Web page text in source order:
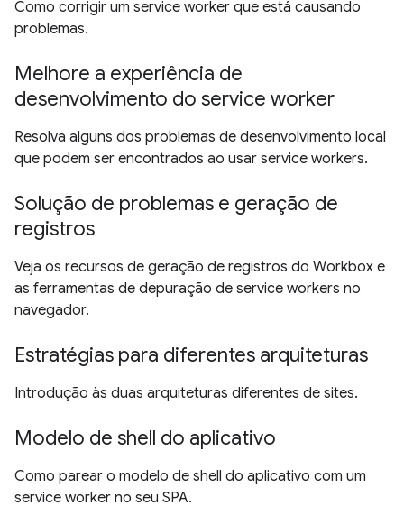
Como corrigir um service worker que está causando
problemas.
Melhore a experiência de
desenvolvimento do service worker
Resolva alguns dos problemas de desenvolvimento local
que podem ser encontrados ao usar service workers.
Solução de problemas e geração de
registros
Veja os recursos de geração de registros do Workbox e
as ferramentas de depuração de service workers no
navegador.
Estratégias para diferentes arquiteturas
Introdução às duas arquiteturas diferentes de sites.
Modelo de shell do aplicativo
Como parear o modelo de shell do aplicativo com um
service worker no seu SPA.